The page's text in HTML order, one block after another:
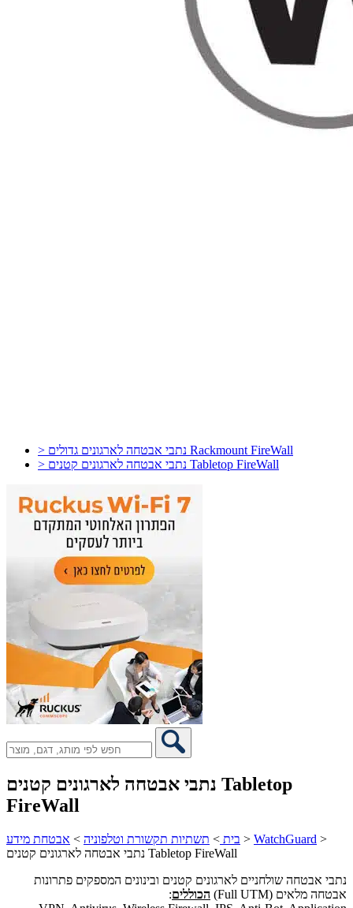
> נתבי אבטחה לארגונים גדולים Rackmount FireWall
> נתבי אבטחה לארגונים קטנים Tabletop FireWall
נתבי אבטחה לארגונים קטנים Tabletop
FireWall
בית > תשתיות תקשורת וטלפוניה > אבטחת מידע > WatchGuard >
נתבי אבטחה לארגונים קטנים Tabletop FireWall
נתבי אבטחה שולחניים לארגונים קטנים ובינונים המספקים פתרונות
אבטחה מלאים (Full UTM)
הכוללים: